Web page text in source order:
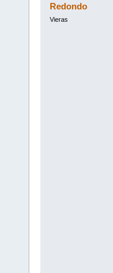
Redondo
Vieras